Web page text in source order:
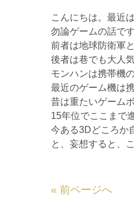
こんにちは。最近
勿論ゲームの話で
前者は地球防衛軍
後者は巷でも大人
モンハンは携帯機
最近のゲーム機は
昔は重たいゲーム
15年位でここまで
今ある3Dどころか
と、妄想すると、
« 前ページへ